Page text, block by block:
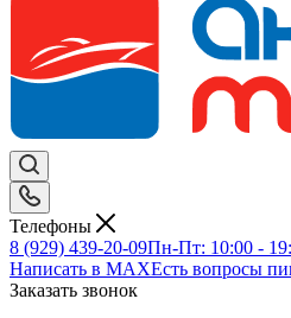
Телефоны
8 (929) 439-20-09Пн-Пт: 10:00 -
Написать в MAXЕсть вопросы
Заказать звонок